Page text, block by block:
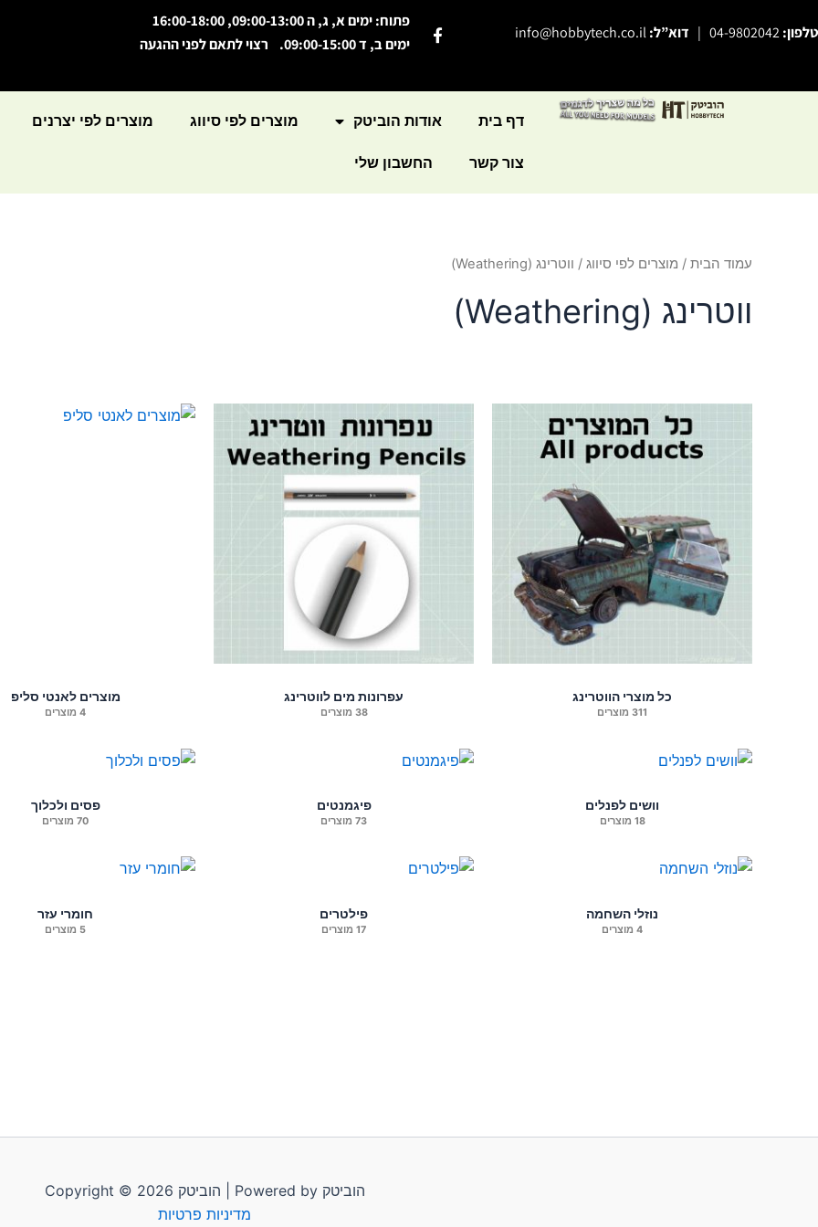
לתוכן
טלפון:04-9802042
| דוא”ל:info@hobbytech.co.il
F
a
b
o
פתוח: ימים א, ג, ה 09:00-13:00, 16:00-18:00
ימים ב, ד 09:00-15:00. רצוי לתאם לפני ההגעה
דף בית אודות הוביטק מוצרים לפי סיווג מוצרים לפי יצרנים
צור קשר החשבון שלי
עמוד הבית / מוצרים לפי סיווג / ווטרינג (Weathering)
ווטרינג (Weathering)
כל מוצרי הווטרינג
311 מוצרים
עפרונות מים לווטרינג
38 מוצרים
מוצרים לאנטי סליפ
4 מוצרים
וושים לפנלים
18 מוצרים
פיגמנטים
73 מוצרים
פסים ולכלוך
70 מוצרים
נוזלי השחמה
4 מוצרים
פילטרים
17 מוצרים
חומרי עזר
5 מוצרים
Copyright © 2026 הוביטק | Powered by הוביטק
מדיניות פרטיות